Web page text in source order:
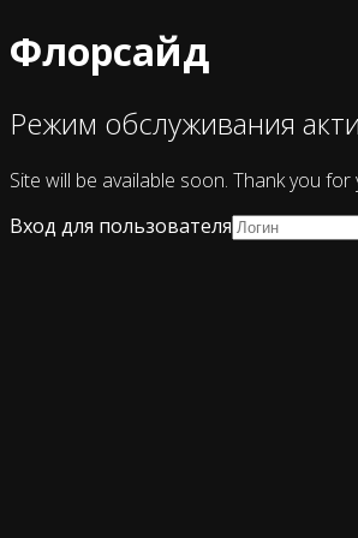
Флорсайд
Режим обслуживания
Site will be available soon. Thank you
Вход для пользователя